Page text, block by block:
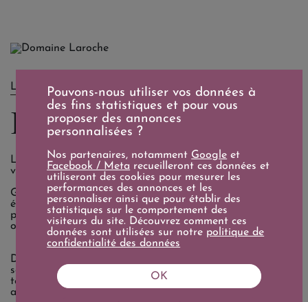
LE DOMAINE
Domaine Laroche
Le domaine Laroche et son patrimoine exceptionnel de
vignes appartiennent depuis 2009 au groupe AdVini.
Grâce à une équipe technique compétente, le style s'est
épuré, avec des élevages plus subtils pour des vins qui
progressent en pureté d'expression, moins gras et
opulents que par le passé.
Des raisins justement mûrs sont ici vinifiés en barrique,
sans jamais serrer ni maquiller les vins. L'expression des
terroirs est lisible, le style précoce ne se fait pas pour
autant flatteur : une adresse en pleine forme.
Pouvons-nous utiliser vos données à
des fins statistiques et pour vous
proposer des annonces
personnalisées ?
Nos partenaires, notamment Google et
Facebook / Meta recueilleront ces données et
utiliseront des cookies pour mesurer les
performances des annonces et les
personnaliser ainsi que pour établir des
statistiques sur le comportement des
visiteurs du site. Découvrez comment ces
données sont utilisées sur notre politique de
confidentialité des données
OK